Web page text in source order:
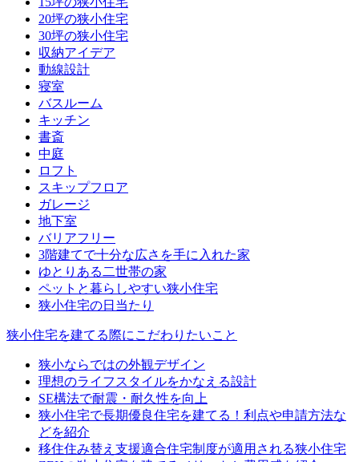
20坪の狭小住宅
30坪の狭小住宅
収納アイデア
動線設計
寝室
バスルーム
キッチン
書斎
中庭
ロフト
スキップフロア
ガレージ
地下室
バリアフリー
3階建てで十分な広さを手に入れた家
ゆとりある二世帯の家
ペットと暮らしやすい狭小住宅
狭小住宅の日当たり
狭小住宅を建てる際にこだわりたいこと
狭小ならではの外観デザイン
理想のライフスタイルをかなえる設計
SE構法で耐震・耐久性を向上
狭小住宅で長期優良住宅を建てる！利点や申請方法な
どを紹介
移住住み替え支援適合住宅制度が適用される狭小住宅